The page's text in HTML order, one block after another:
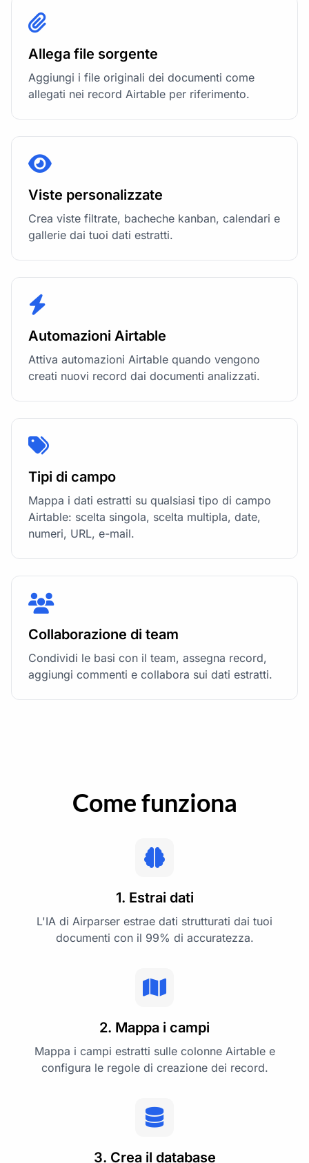
Allega file sorgente
Aggiungi i file originali dei documenti come
allegati nei record Airtable per riferimento.
Viste personalizzate
Crea viste filtrate, bacheche kanban, calendari e
gallerie dai tuoi dati estratti.
Automazioni Airtable
Attiva automazioni Airtable quando vengono
creati nuovi record dai documenti analizzati.
Tipi di campo
Mappa i dati estratti su qualsiasi tipo di campo
Airtable: scelta singola, scelta multipla, date,
numeri, URL, e-mail.
Collaborazione di team
Condividi le basi con il team, assegna record,
aggiungi commenti e collabora sui dati estratti.
Come funziona
1. Estrai dati
L'IA di Airparser estrae dati strutturati dai tuoi
documenti con il 99% di accuratezza.
2. Mappa i campi
Mappa i campi estratti sulle colonne Airtable e
configura le regole di creazione dei record.
3. Crea il database